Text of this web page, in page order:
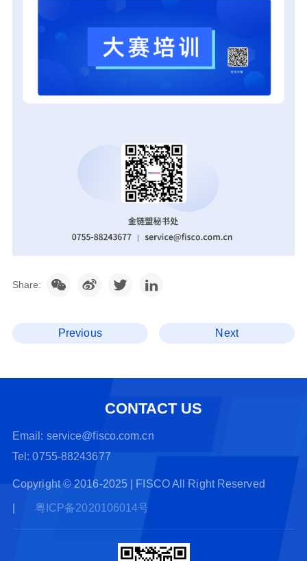
Share:
Previous Next
CONTACT US
Email: service@fisco.com.cn
Tel: 0755-88243677
Copyright © 2016-2025 | FISCO All Right Reserved
粤ICP备2020106014号